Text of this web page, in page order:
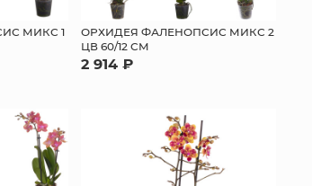
МИКС 1
ОРХИДЕЯ ФАЛЕНОПСИС МИКС 2
ЦВ 60/12 СМ
2 914 ₽